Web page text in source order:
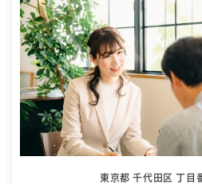
東京都 千代田区 丁目